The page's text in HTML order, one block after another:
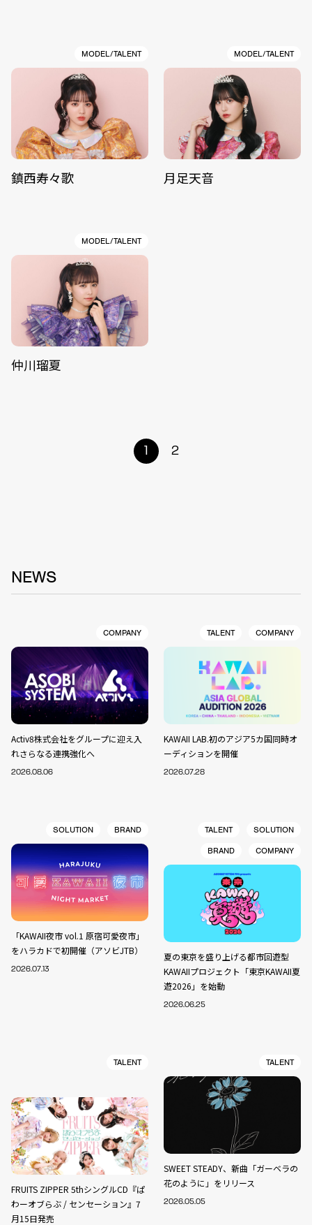
MODEL/TALENT
鎮西寿々歌
MODEL/TALENT
月足天音
MODEL/TALENT
仲川瑠夏
1 2
NEWS
COMPANY
Activ8株式会社をグループに迎え入
れさらなる連携強化へ
2026.08.06
TALENT COMPANY
KAWAII LAB.初のアジア5カ国同時オ
ーディションを開催
2026.07.28
SOLUTION BRAND
「KAWAII夜市 vol.1 原宿可愛夜市」
をハラカドで初開催（アソビJTB）
2026.07.13
TALENT
SOLUTION
BRAND
COMPANY
夏の東京を盛り上げる都市回遊型
KAWAIIプロジェクト「東京KAWAII夏
遊2026」を始動
2026.06.25
TALENT
FRUITS ZIPPER 5thシングルCD『ぱ
わーオブらぶ / センセーション』7
月15日発売
TALENT
SWEET STEADY、新曲「ガーベラの
花のように」をリリース
2026.05.05